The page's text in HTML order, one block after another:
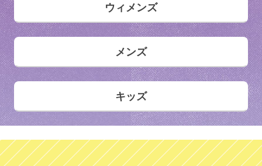
ウィメンズ
メンズ
キッズ